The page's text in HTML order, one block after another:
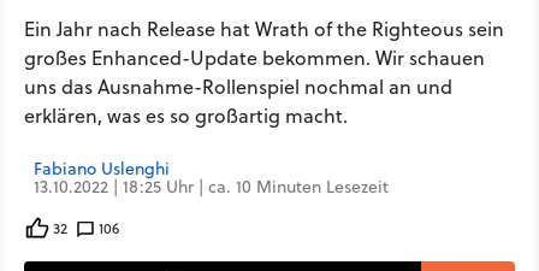
Ein Jahr nach Release hat Wrath of the Righteous sein
großes Enhanced-Update bekommen. Wir schauen
uns das Ausnahme-Rollenspiel nochmal an und
erklären, was es so großartig macht.
Fabiano Uslenghi
13.10.2022 | 18:25 Uhr | ca. 10 Minuten Lesezeit
32 106